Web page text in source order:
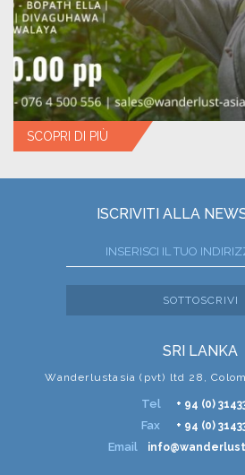
SCOPRI DI PIÙ
ISCRIVITI ALLA
SOTTOSCRIVI
SRI LANKA
Wanderlustasia (pvt) ltd 28,
Tel + 94 (0)
Fax + 94 (0)
Email